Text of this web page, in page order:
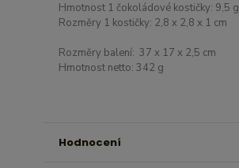
Hmotnost 1 čokoládové kostičky: 9,5 g
Rozměry 1 kostičky: 2,8 x 2,8 x 1 cm
Rozměry balení: 37 x 17 x 2,5 cm
Hmotnost netto: 342 g
Hodnocení